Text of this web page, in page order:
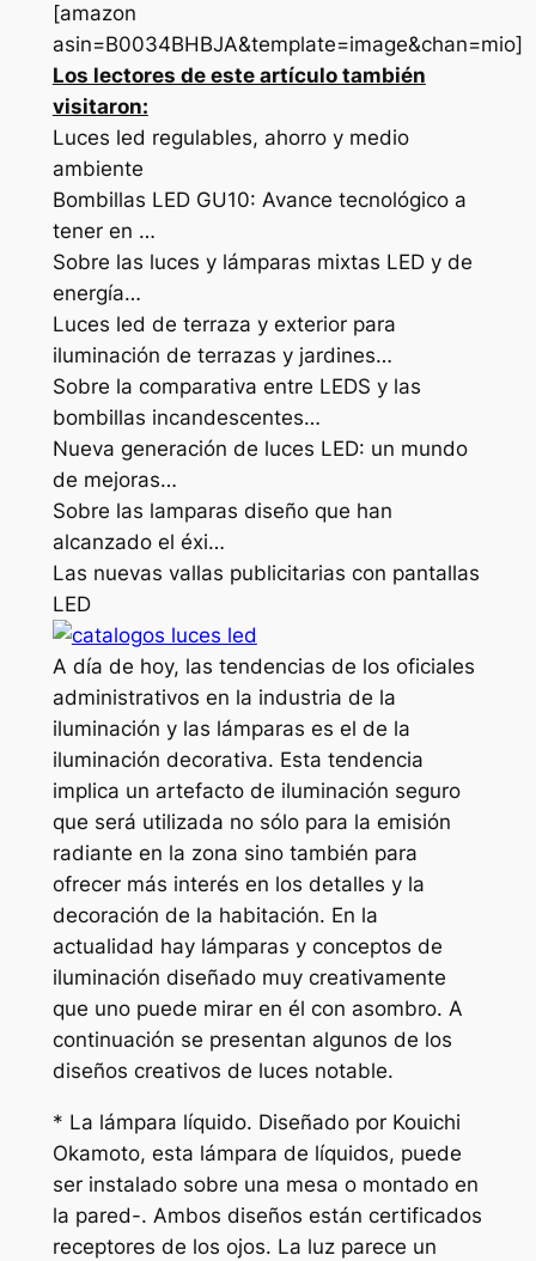
[amazon
asin=B0034BHBJA&template=image&chan=mio]
Los lectores de este artículo también
visitaron:
Luces led regulables, ahorro y medio
ambiente
Bombillas LED GU10: Avance tecnológico a
tener en …
Sobre las luces y lámparas mixtas LED y de
energía…
Luces led de terraza y exterior para
iluminación de terrazas y jardines…
Sobre la comparativa entre LEDS y las
bombillas incandescentes…
Nueva generación de luces LED: un mundo
de mejoras…
Sobre las lamparas diseño que han
alcanzado el éxi…
Las nuevas vallas publicitarias con pantallas
LED
A día de hoy, las tendencias de los oficiales
administrativos en la industria de la
iluminación y las lámparas es el de la
iluminación decorativa. Esta tendencia
implica un artefacto de iluminación seguro
que será utilizada no sólo para la emisión
radiante en la zona sino también para
ofrecer más interés en los detalles y la
decoración de la habitación. En la
actualidad hay lámparas y conceptos de
iluminación diseñado muy creativamente
que uno puede mirar en él con asombro. A
continuación se presentan algunos de los
diseños creativos de luces notable.
* La lámpara líquido. Diseñado por Kouichi
Okamoto, esta lámpara de líquidos, puede
ser instalado sobre una mesa o montado en
la pared-. Ambos diseños están certificados
receptores de los ojos. La luz parece un